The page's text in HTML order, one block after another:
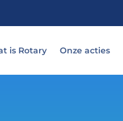
is Rotary Onze acties